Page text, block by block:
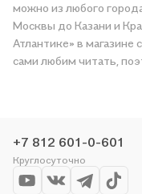
можно из любого
Москвы до Казани и
Атлантике» в магазине
сами любим читать,
+7 812 601-0-601
Круглосуточно